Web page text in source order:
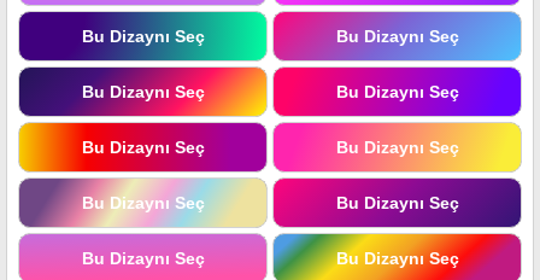
Bu Dizaynı Seç Bu Dizaynı Seç
Bu Dizaynı Seç Bu Dizaynı Seç
Bu Dizaynı Seç Bu Dizaynı Seç
Bu Dizaynı Seç Bu Dizaynı Seç
Bu Dizaynı Seç Bu Dizaynı Seç